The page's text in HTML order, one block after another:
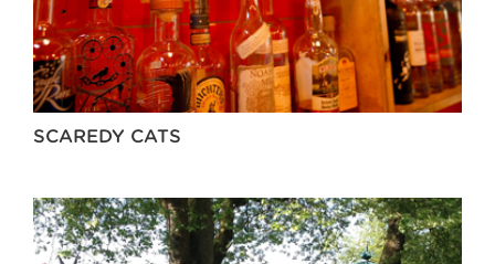
SCAREDY CATS